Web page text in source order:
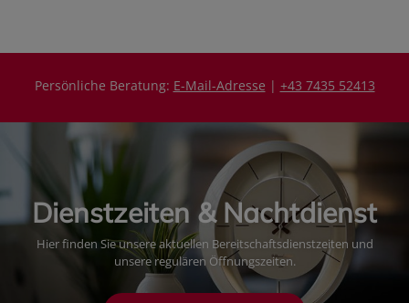
Persönliche Beratung: E-Mail-Adresse | +43 7435 52413
Dienstzeiten & Nachtdienst
Hier finden Sie unsere aktuellen Bereitschaftsdienstzeiten und
unsere regulären Öffnungszeiten.